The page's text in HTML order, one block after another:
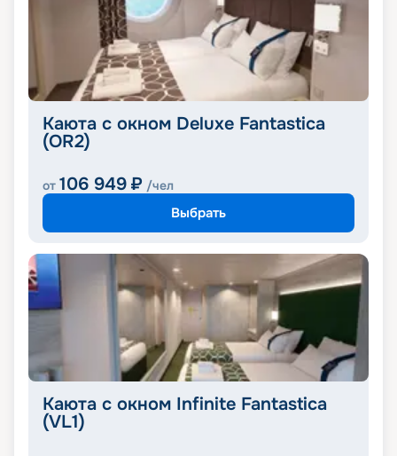
Каюта с окном Deluxe Fantastica
(OR2)
от 106 949 ₽ /чел
Выбрать
Каюта с окном Infinite Fantastica
(VL1)